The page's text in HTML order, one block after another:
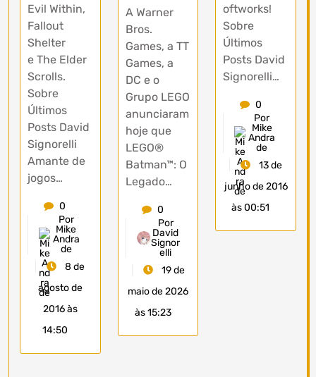
Evil Within,
Fallout
Shelter
e The Elder
Scrolls.
Sobre
Últimos
Posts David
Signorelli
Amante de
jogos…
0
Por
Mike
Andra
de
8 de
agosto de
2016 às
14:50
A Warner
Bros.
Games, a TT
Games, a
DC e o
Grupo LEGO
anunciaram
hoje que
LEGO®
Batman™: O
Legado…
0
Por
David
Signor
elli
19 de
maio de 2026
às 15:23
oftworks!
Sobre
Últimos
Posts David
Signorelli…
0
Por
Mike
Andra
de
13 de
junho de 2016
às 00:51